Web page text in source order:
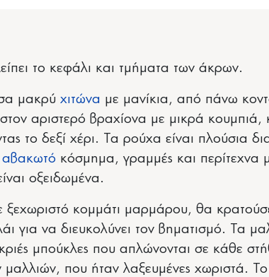
το κεφάλι και τμήματα των άκρων.
μακρύ χιτώνα με μανίκια, από πάνω
αριστερό βραχίονα με μικρά κουμπιά,
το δεξί χέρι. Τα ρούχα είναι πλούσια
αβακωτό κόσμημα, γραμμές και περίτεχνα
οξειδωμένα.
ξεχωριστό κομμάτι μαρμάρου, θα
για να διευκολύνει τον βηματισμό. Τα
μπούκλες που απλώνονται σε κάθε
που ήταν λαξευμένες χωριστά.